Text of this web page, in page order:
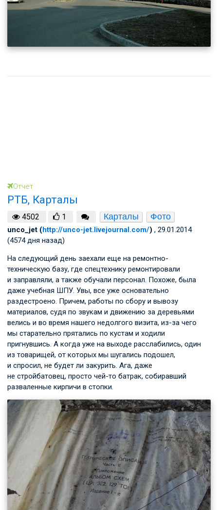
Отчет
РТБ, Карталы
4502 1 Карталы Фото
unco_jet (http://unco-jet.livejournal.com/) , 29.01.2014
(4574 дня назад)
На следующий день заехали еще на ремонтно-
техническую базу, где спецтехнику ремонтировали
и заправляли, а также обучали персонал. Похоже, была
даже учебная ШПУ. Увы, все уже основательно
раздестроено. Причем, работы по сбору и вывозу
материалов, судя по звукам и движению за деревьями
велись и во время нашего недолгого визита, из-за чего
мы старательно прятались по кустам и ходили
пригнувшись. А когда уже на выходе расслабились, один
из товарищей, от которых мы шугались подошел,
и спросил, не будет ли закурить. Ага, даже
не стройбатовец, просто чей-то батрак, собиравший
разваленные кирпичи в стопки.